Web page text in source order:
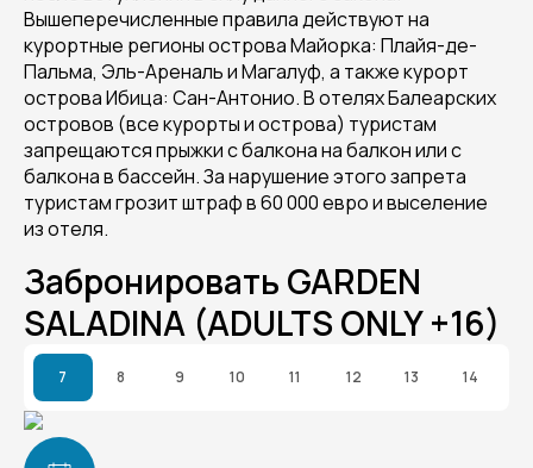
Вышеперечисленные правила действуют на
курортные регионы острова Майорка: Плайя-де-
Пальма, Эль-Ареналь и Магалуф, а также курорт
острова Ибица: Сан-Антонио. В отелях Балеарских
островов (все курорты и острова) туристам
запрещаются прыжки с балкона на балкон или с
балкона в бассейн. За нарушение этого запрета
туристам грозит штраф в 60 000 евро и выселение
из отеля.
Забронировать GARDEN
SALADINA (ADULTS ONLY +16)
7 8 9 10 11 12 13 14